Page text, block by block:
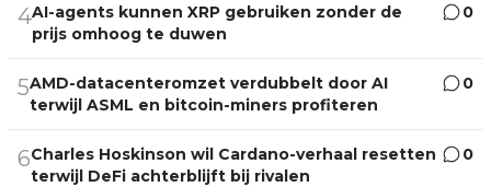
4AI-agents kunnen XRP gebruiken zonder de
prijs omhoog te duwen
0
5AMD-datacenteromzet verdubbelt door AI
terwijl ASML en bitcoin-miners profiteren
0
6Charles Hoskinson wil Cardano-verhaal resetten
terwijl DeFi achterblijft bij rivalen
0